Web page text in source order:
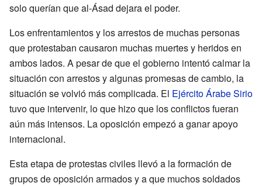
solo querían que al-Ásad dejara el poder.
Los enfrentamientos y los arrestos de muchas personas
que protestaban causaron muchas muertes y heridos en
ambos lados. A pesar de que el gobierno intentó calmar la
situación con arrestos y algunas promesas de cambio, la
situación se volvió más complicada. El Ejército Árabe Sirio
tuvo que intervenir, lo que hizo que los conflictos fueran
aún más intensos. La oposición empezó a ganar apoyo
internacional.
Esta etapa de protestas civiles llevó a la formación de
grupos de oposición armados y a que muchos soldados